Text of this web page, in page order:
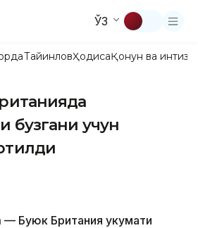
ЎЗ
ТайинловҲодисаҚонун ва
бузгани учун
Буюк Британия ҳукумати